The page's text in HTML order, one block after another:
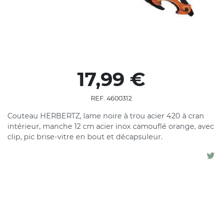
Couteau HERBERTZ, lame noire à trou acier 420 à cran
intérieur, manche 12 cm acier inox camouflé orange, avec
clip, pic brise-vitre en bout et décapsuleur.
17,99 €
REF. 4600312